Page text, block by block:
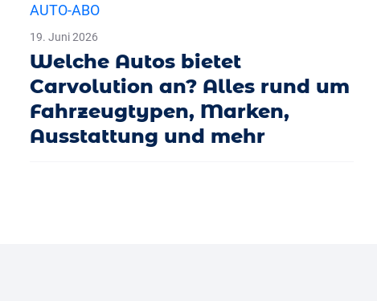
AUTO-ABO
19. Juni 2026
Welche Autos bietet
Carvolution an? Alles rund um
Fahrzeugtypen, Marken,
Ausstattung und mehr